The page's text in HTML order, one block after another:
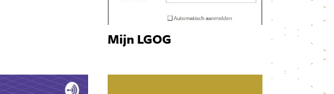
Mijn LGOG